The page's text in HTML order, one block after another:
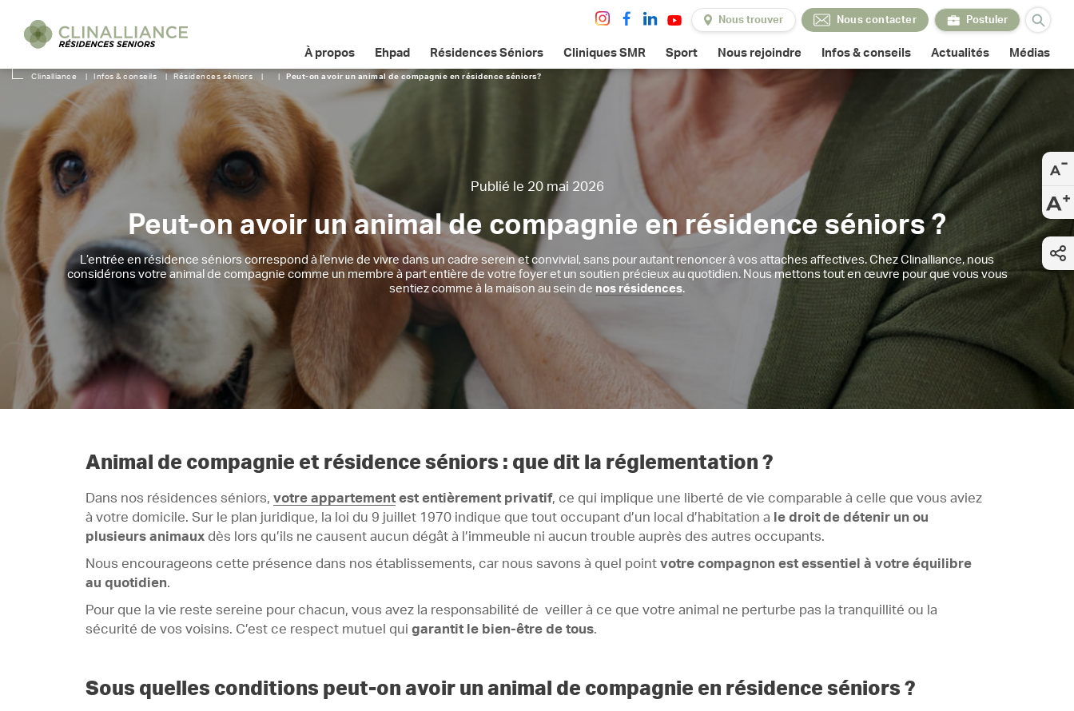
Nous trouver
Nous contacter
Nous contacter
Postuler
Postuler
À propos Ehpad Résidences Séniors Cliniques SMR Sport Nous rejoindre Infos & conseils Actualités Médias
Clinalliance Infos & conseils Résidences séniors Peut-on avoir un animal de compagnie en résidence séniors?
Publié le 20 mai 2026
Peut-on avoir un animal de compagnie en résidence séniors ?
L’entrée en résidence séniors correspond à l’envie de vivre dans un cadre serein et convivial, sans pour autant renoncer à vos attaches affectives. Chez Clinalliance, nous
considérons votre animal de compagnie comme un membre à part entière de votre foyer et un soutien précieux au quotidien. Nous mettons tout en œuvre pour que vous vous
sentiez comme à la maison au sein de nos résidences.
Animal de compagnie et résidence séniors : que dit la réglementation ?
Dans nos résidences séniors, votre appartement est entièrement privatif, ce qui implique une liberté de vie comparable à celle que vous aviez
à votre domicile. Sur le plan juridique, la loi du 9 juillet 1970 indique que tout occupant d’un local d’habitation a
le droit de détenir un ou
plusieurs animaux dès lors qu’ils ne causent aucun dégât à l’immeuble ni aucun trouble auprès des autres occupants.
Nous encourageons cette présence dans nos établissements, car nous savons à quel point votre compagnon est essentiel à votre équilibre
au quotidien.
Pour que la vie reste sereine pour chacun, vous avez la responsabilité de veiller à ce que votre animal ne perturbe pas la tranquillité ou la
sécurité de vos voisins. C’est ce respect mutuel qui garantit le bien-être de tous.
Sous quelles conditions peut-on avoir un animal de compagnie en résidence séniors ?